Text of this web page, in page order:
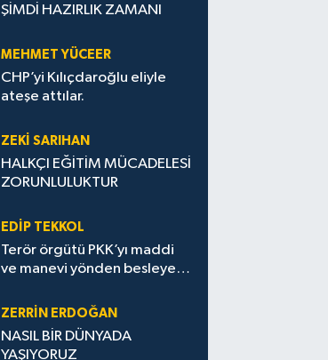
ŞİMDİ HAZIRLIK ZAMANI
MEHMET YÜCEER
CHP’yi Kılıçdaroğlu eliyle
ateşe attılar.
ZEKI SARIHAN
HALKÇI EĞİTİM MÜCADELESİ
ZORUNLULUKTUR
EDIP TEKKOL
Terör örgütü PKK’yı maddi
ve manevi yönden besleyen
ZERRIN ERDOĞAN
NASIL BİR DÜNYADA
YAŞIYORUZ